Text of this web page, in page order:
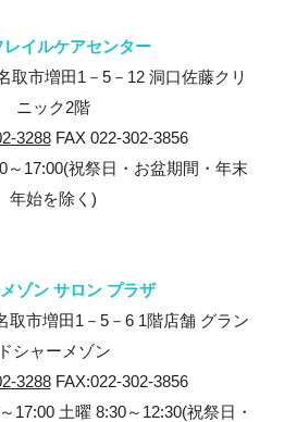
交通アクセス
お問い合わせ
レイルケアセンター
取市増田1－5－12 洞口佐藤クリ
ニック2階
3288FAX 022-302-3856
～17:00(祝祭日・お盆期間・年末
年始を除く)
ゾン サロン プラザ
取市増田1－5－6 1階店舗 グラン
ドシャーメゾン
3288FAX:022-302-3856
17:00 土曜 8:30～12:30(祝祭日・